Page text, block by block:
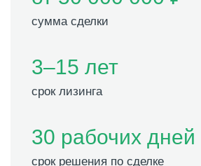
сумма сделки
3–15 лет
срок лизинга
30 рабочих дней
срок решения по сделке